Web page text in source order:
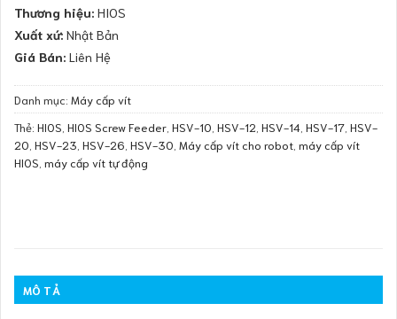
Thương hiệu: HIOS
Xuất xứ: Nhật Bản
Giá Bán: Liên Hệ
Danh mục: Máy cấp vít
Thẻ: HIOS HIOS Screw Feeder HSV-10 HSV-12 HSV-14 HSV-17 HSV-
20 HSV-23 HSV-26 HSV-30 Máy cấp vít cho robot máy cấp vít
HIOS máy cấp vít tự động
MÔ TẢ